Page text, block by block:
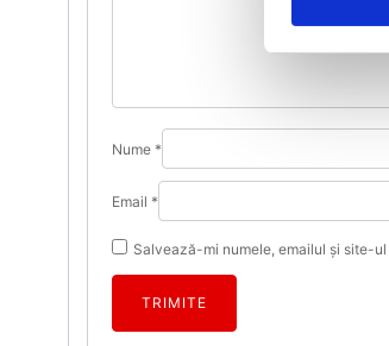
Nume *
Email *
Salvează-mi numele, emailul și site-